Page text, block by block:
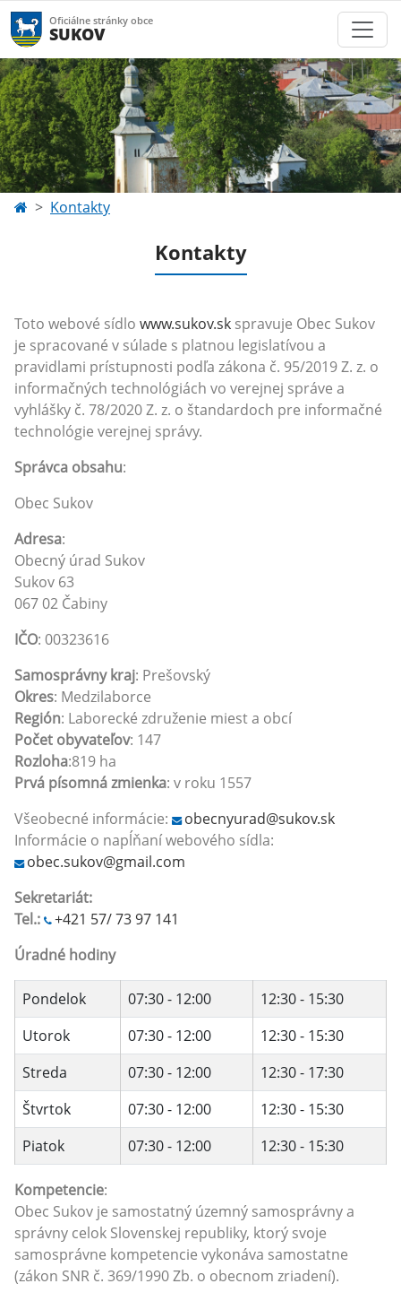
Oficiálne stránky obce
SUKOV
Kontakty
Kontakty
Toto webové sídlo www.sukov.sk spravuje Obec Sukov
je spracované v súlade s platnou legislatívou a
pravidlami prístupnosti podľa zákona č. 95/2019 Z. z. o
informačných technológiách vo verejnej správe a
vyhlášky č. 78/2020 Z. z. o štandardoch pre informačné
technológie verejnej správy.
Správca obsahu:
Obec Sukov
Adresa:
Obecný úrad Sukov
Sukov 63
067 02 Čabiny
IČO: 00323616
Samosprávny kraj: Prešovský
Okres: Medzilaborce
Región: Laborecké združenie miest a obcí
Počet obyvateľov: 147
Rozloha:819 ha
Prvá písomná zmienka: v roku 1557
Všeobecné informácie:
obecnyurad@sukov.sk
Informácie o napĺňaní webového sídla:
obec.sukov@gmail.com
Sekretariát:
Tel.:
+421 57/ 73 97 141
Úradné hodiny
Pondelok 07:30 - 12:00
12:30 - 15:30
Utorok
07:30 - 12:00
12:30 - 15:30
Streda
07:30 - 12:00
12:30 - 17:30
Štvrtok
07:30 - 12:00
12:30 - 15:30
Piatok
07:30 - 12:00 12:30 - 15:30
Kompetencie:
Obec Sukov je samostatný územný samosprávny a
správny celok Slovenskej republiky, ktorý svoje
samosprávne kompetencie vykonáva samostatne
(zákon SNR č. 369/1990 Zb. o obecnom zriadení).